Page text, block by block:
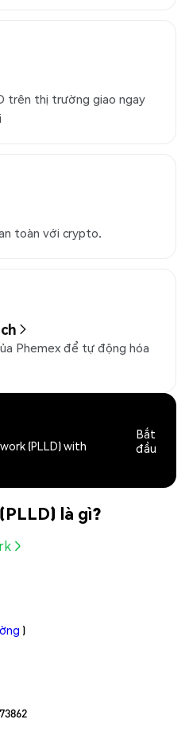
trên thị trường giao ngay
toàn với crypto.
Phemex để tự động hóa
(PLLD) with
Bắt
đầu
là gì?
)